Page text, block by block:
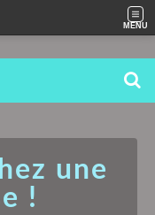
MENU
une
!